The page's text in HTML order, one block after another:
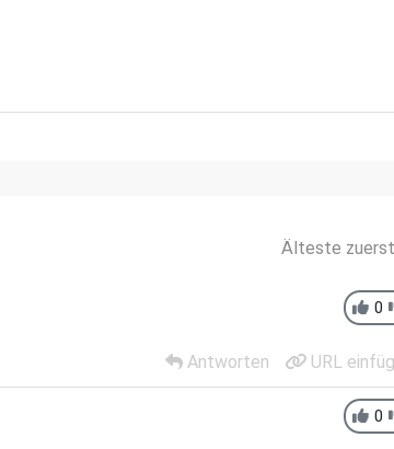
Älteste
0
Antworten URL
0